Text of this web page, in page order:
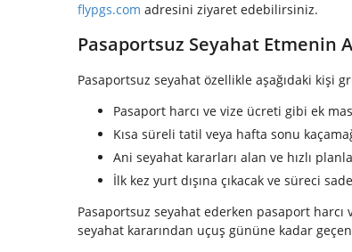
flypgs.com adresini ziyaret edebilirsiniz.
Pasaportsuz Seyahat Etmenin
Pasaportsuz seyahat özellikle aşağıdaki kişi
Pasaport harcı ve vize ücreti gibi ek
Kısa süreli tatil veya hafta sonu
Ani seyahat kararları alan ve hızlı
İlk kez yurt dışına çıkacak ve süreci
Pasaportsuz seyahat ederken pasaport harcı
seyahat kararından uçuş gününe kadar geçen